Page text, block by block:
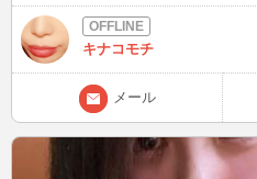
キナコモチ
メール